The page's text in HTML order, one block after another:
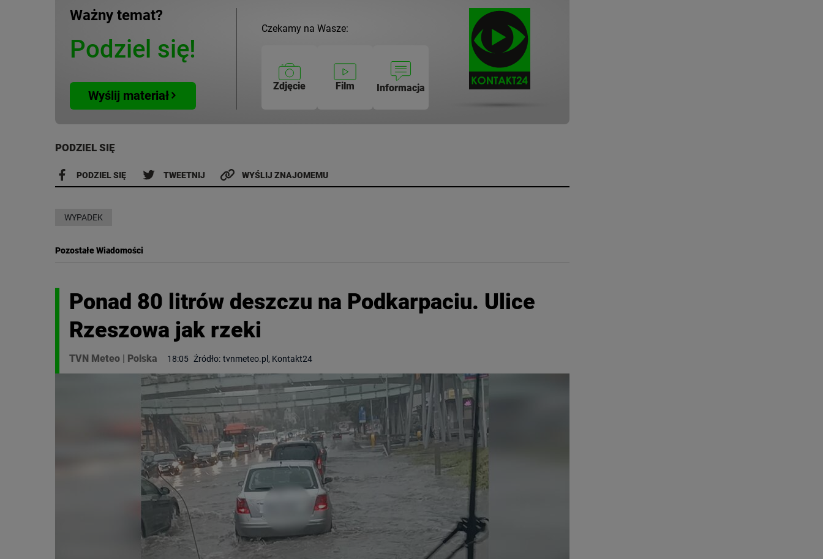
Ważny temat?
Podziel się!
Wyślij materiał
Czekamy na Wasze:
Zdjęcie Film Informacja
PODZIEL SIĘ
PODZIEL SIĘ TWEETNIJ WYŚLIJ ZNAJOMEMU
WYPADEK
Pozostałe Wiadomości
Ponad 80 litrów deszczu na Podkarpaciu. Ulice
Rzeszowa jak rzeki
TVN Meteo | Polska 18:05 Źródło: tvnmeteo.pl, Kontakt24